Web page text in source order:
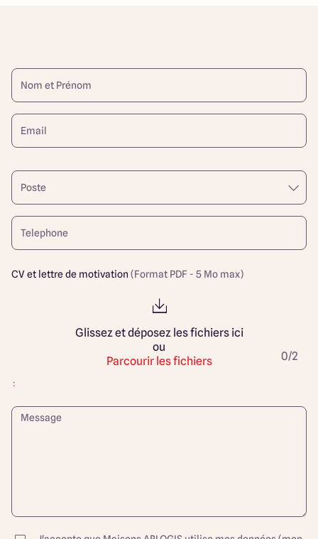
CV et lettre de motivation (Format PDF - 5 Mo max)
Glissez et déposez les fichiers ici
ou
Parcourir les fichiers
0/2
: